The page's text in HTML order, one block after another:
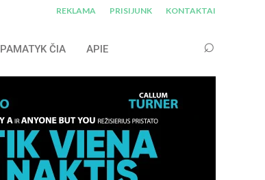
REKLAMA PRISIJUNK KONTAKTAI
PAMATYK ČIA APIE